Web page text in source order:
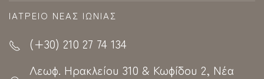
ΙΑΤΡΕΊΟ ΝΈΑΣ ΙΩΝΊΑΣ
(+30) 210 27 74 134
Λεωφ. Ηρακλείου 310 & Κωφίδου 2, Νέα